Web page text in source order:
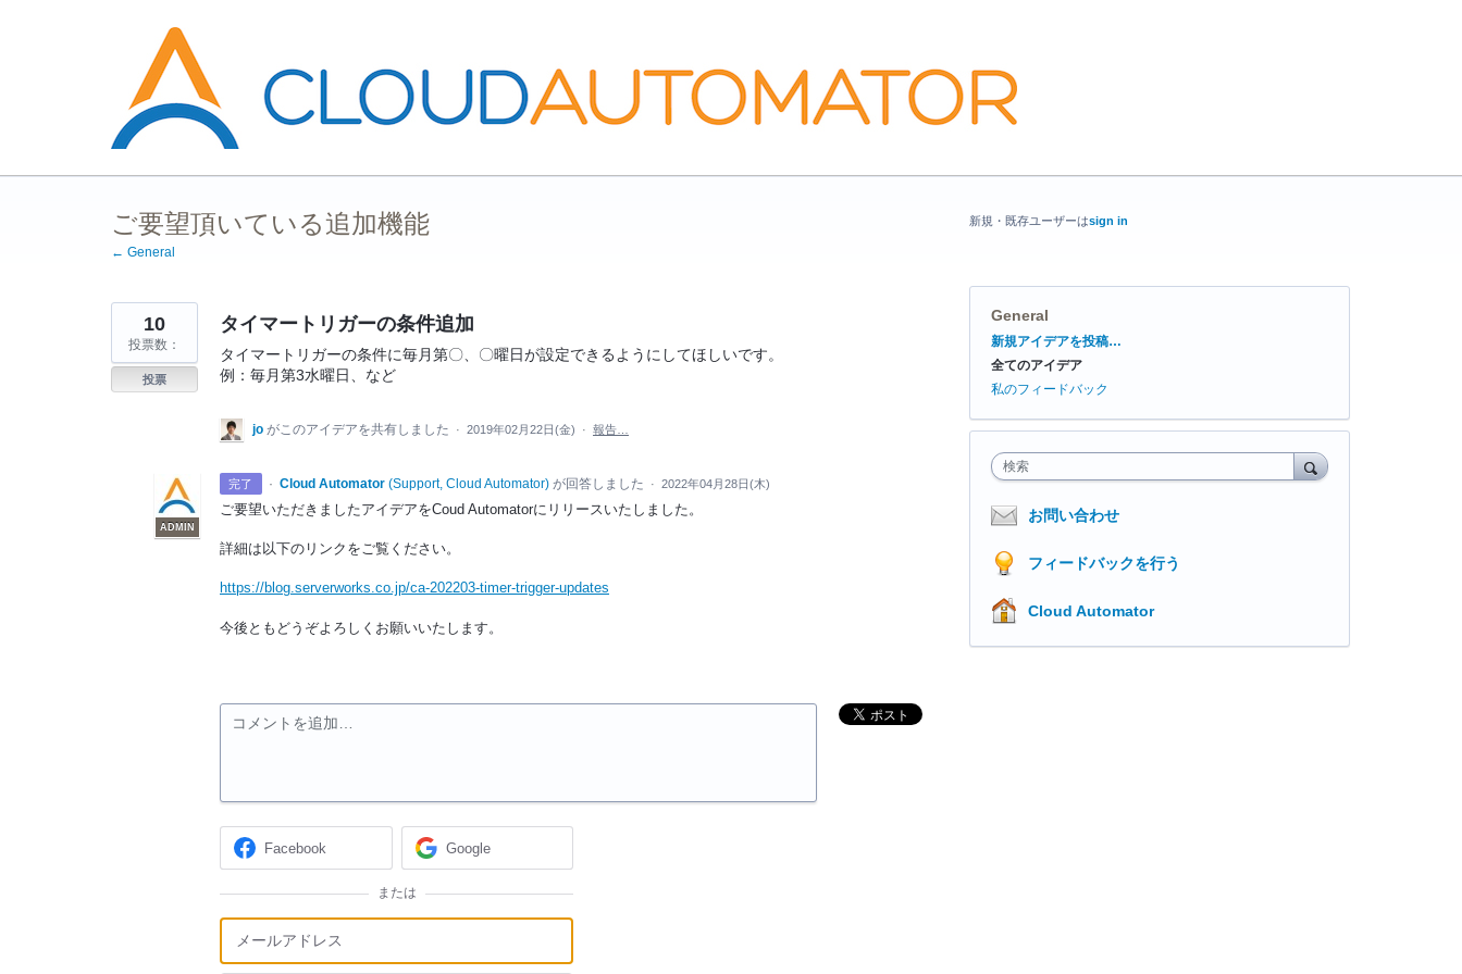
ご要望頂いている追加機能
← General
タイマートリガーの条件追加
タイマートリガーの条件に毎月第〇、〇曜日が設定できるようにしてほしいです。
例：毎月第3水曜日、など
10
投票数：
投票
jo がこのアイデアを共有しました · 2019年02月22日(金) · 報告…
完了 ·
ADMIN
Cloud Automator (Support, Cloud Automator)が回答しました · 2022年04月28日(木)
ご要望いただきましたアイデアをCoud Automatorにリリースいたしました。
詳細は以下のリンクをご覧ください。
https://blog.serverworks.co.jp/ca-202203-timer-trigger-updates
今後ともどうぞよろしくお願いいたします。
コメントを追加…
Facebook Google
または
新規・既存ユーザーはsign in
General
カ
ゴ
リ
新規アイデアを投稿…
全てのアイデア
私のフィードバック
検索
お問い合わせ
フィードバックを行う
Cloud Automator